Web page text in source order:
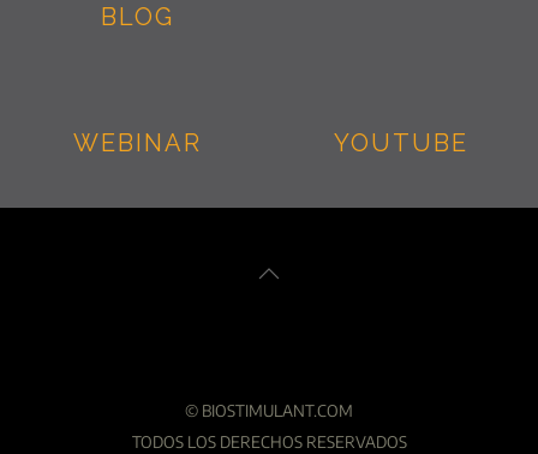
BLOG
WEBINAR YOUTUBE
© BIOSTIMULANT.COM
TODOS LOS DERECHOS RESERVADOS